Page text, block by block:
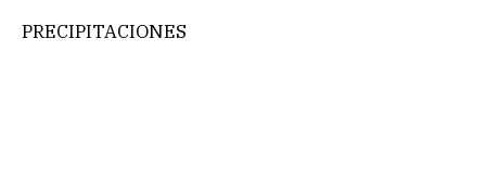
PRECIPITACIONES